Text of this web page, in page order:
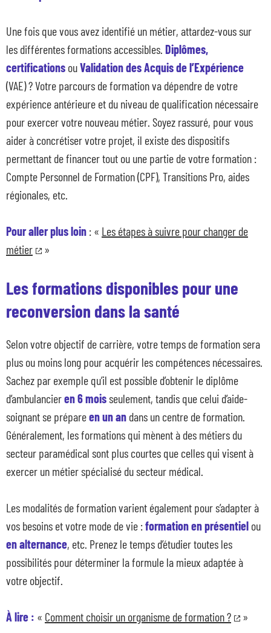
Une fois que vous avez identifié un métier, attardez-vous sur
les différentes formations accessibles. Diplômes,
certifications ouValidation des Acquis de l’Expérience
(VAE) ? Votre parcours de formation va dépendre de votre
expérience antérieure et du niveau de qualification nécessaire
pour exercer votre nouveau métier. Soyez rassuré, pour vous
aider à concrétiser votre projet, il existe des dispositifs
permettant de financer tout ou une partie de votre formation :
Compte Personnel de Formation (CPF), Transitions Pro, aides
régionales, etc.
Pour aller plus loin : « Les étapes à suivre pour changer de
métier
»
Les formations disponibles pour une
reconversion dans la santé
Selon votre objectif de carrière, votre temps de formation sera
plus ou moins long pour acquérir les compétences nécessaires.
Sachez par exemple qu’il est possible d’obtenir le diplôme
d’ambulancieren 6 moisseulement, tandis que celui d’aide-
soignant se prépareen un an dans un centre de formation.
Généralement, les formations qui mènent à des métiers du
secteur paramédical sont plus courtes que celles qui visent à
exercer un métier spécialisé du secteur médical.
Les modalités de formation varient également pour s’adapter à
vos besoins et votre mode de vie :formation en présentiel ou
en alternance, etc. Prenez le temps d’étudier toutes les
possibilités pour déterminer la formule la mieux adaptée à
votre objectif.
À lire : « Comment choisir un organisme de formation ? »